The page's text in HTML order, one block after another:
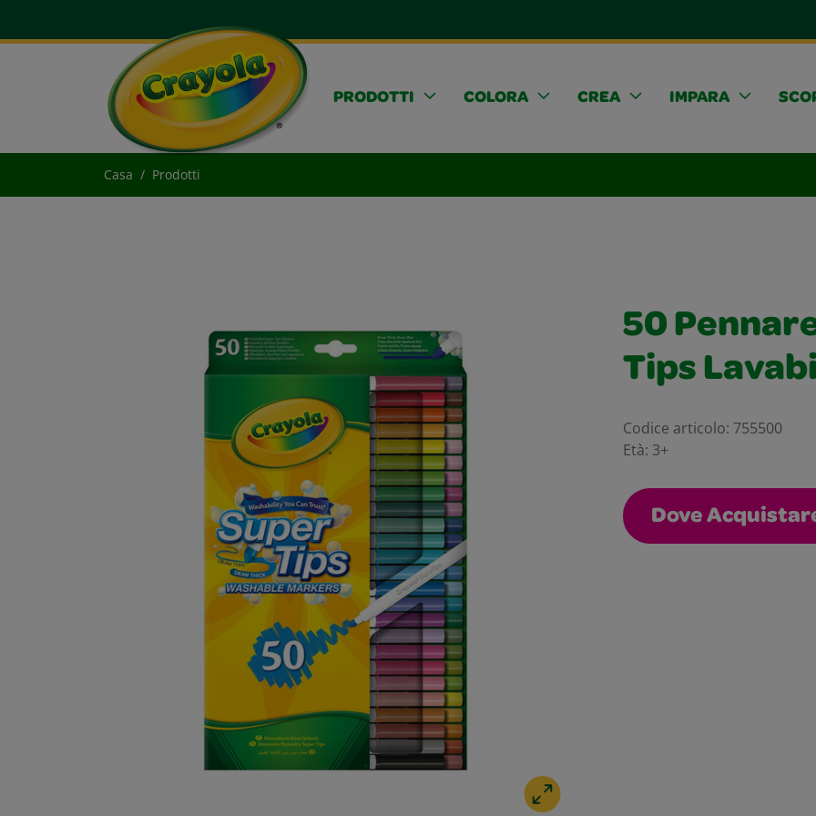
PRODOTTI COLORA CREA IMPARA
Casa Prodotti
50
Tips
Codice articolo: 755500
Età: 3+
Dove